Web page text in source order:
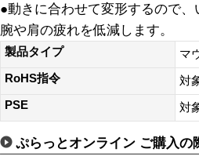
●動きに合わせて変形するので
腕や肩の疲れを低減します。
製品タイプ
マ
RoHS指令
対
PSE
対
ぷらっとオンライン ご購入の